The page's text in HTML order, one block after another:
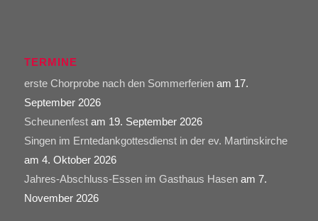
TERMINE
erste Chorprobe nach den Sommerferienam 17.
September 2026
Scheunenfestam 19. September 2026
Singen im Erntedankgottesdienst in der ev. Martinskirche
am 4. Oktober 2026
Jahres-Abschluss-Essen im Gasthaus Hasenam 7.
November 2026